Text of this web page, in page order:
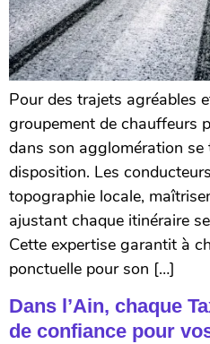
Pour des trajets agréables
groupement de chauffeurs
dans son agglomération se
disposition. Les
topographie locale,
ajustant chaque itinéraire
Cette expertise garantit à
ponctuelle pour son […]
Dans l’Ain, chaque
de confiance pour